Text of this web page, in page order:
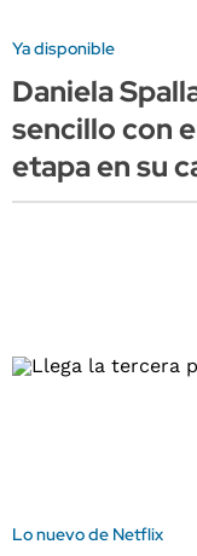
Ya disponible
Daniela
sencillo con
etapa en su
Lo nuevo de Netflix